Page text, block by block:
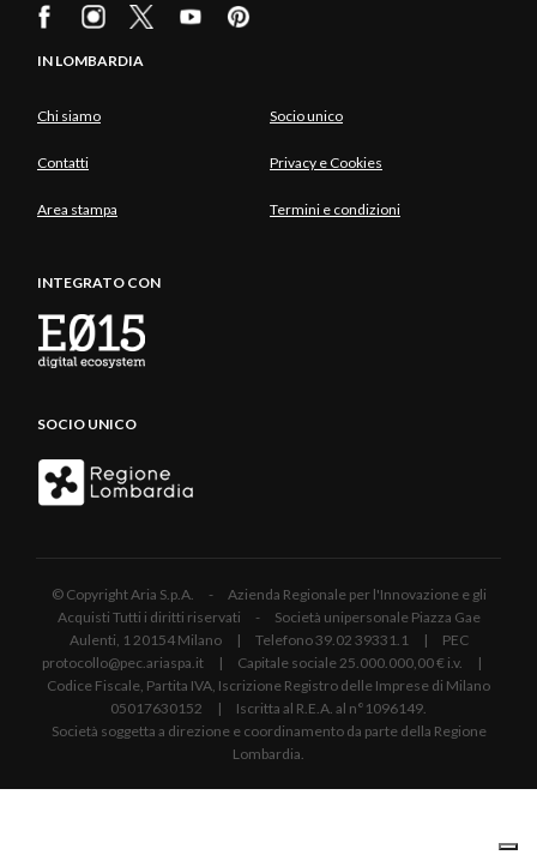
IN LOMBARDIA
Chi siamo Socio unico
Contatti Privacy e Cookies
Area stampa Termini e condizioni
INTEGRATO CON
SOCIO UNICO
© Copyright Aria S.p.A. - Azienda Regionale per l'Innovazione e gli
Acquisti Tutti i diritti riservati - Società unipersonale Piazza Gae
Aulenti, 1 20154 Milano | Telefono 39.02 39331.1 | PEC
protocollo@pec.ariaspa.it | Capitale sociale 25.000.000,00 € i.v. |
Codice Fiscale, Partita IVA, Iscrizione Registro delle Imprese di Milano
05017630152 | Iscritta al R.E.A. al n°1096149.
Società soggetta a direzione e coordinamento da parte della Regione
Lombardia.